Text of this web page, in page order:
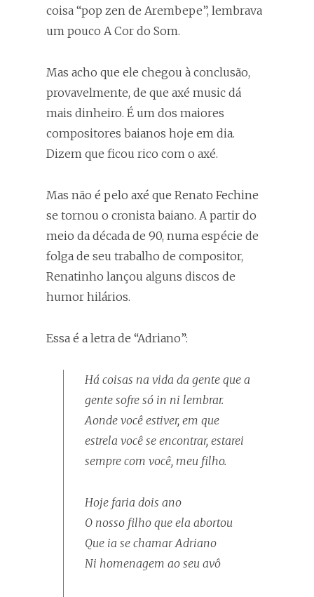
coisa “pop zen de Arembepe”, lembrava
um pouco A Cor do Som.
Mas acho que ele chegou à conclusão,
provavelmente, de que axé music dá
mais dinheiro. É um dos maiores
compositores baianos hoje em dia.
Dizem que ficou rico com o axé.
Mas não é pelo axé que Renato Fechine
se tornou o cronista baiano. A partir do
meio da década de 90, numa espécie de
folga de seu trabalho de compositor,
Renatinho lançou alguns discos de
humor hilários.
Essa é a letra de “Adriano”:
Há coisas na vida da gente que a
gente sofre só in ni lembrar.
Aonde você estiver, em que
estrela você se encontrar, estarei
sempre com você, meu filho.
Hoje faria dois ano
O nosso filho que ela abortou
Que ia se chamar Adriano
Ni homenagem ao seu avô